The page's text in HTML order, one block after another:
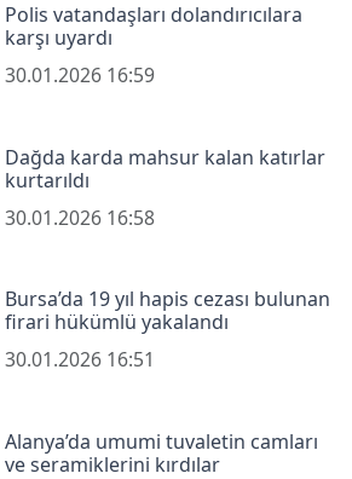
Polis vatandaşları dolandırıcılara
karşı uyardı
30.01.2026 16:59
Dağda karda mahsur kalan katırlar
kurtarıldı
30.01.2026 16:58
Bursa’da 19 yıl hapis cezası bulunan
firari hükümlü yakalandı
30.01.2026 16:51
Alanya’da umumi tuvaletin camları
ve seramiklerini kırdılar